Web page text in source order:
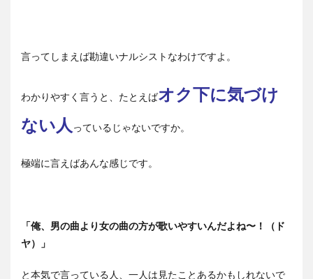
言ってしまえば勘違いナルシストなわけですよ。
わかりやすく言うと、たとえばオク下に気づけ
ない人 っているじゃないですか。
極端に言えばあんな感じです。
「俺、男の曲より女の曲の方が歌いやすいんだよね〜！（ド
ヤ）」
と本気で言っている人、一人は見たことあるかもしれないで